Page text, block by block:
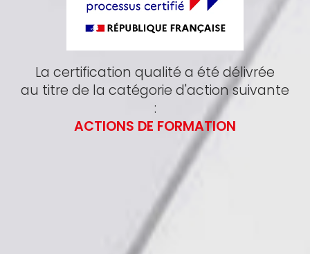
La certification qualité a été délivrée
au titre de la catégorie d'action suivante
:
ACTIONS DE FORMATION